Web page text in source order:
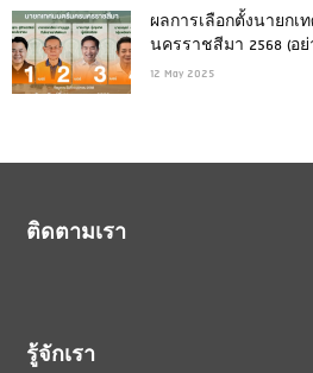
ผลการเลือกตั้งนายก
นครราชสีมา 2568 (อ
12 May 2025
ติดตามเรา
รู้จักเรา